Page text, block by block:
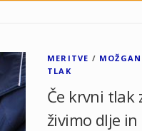
MERITVE /
TLAK
Če krvni tlak
živimo dlje